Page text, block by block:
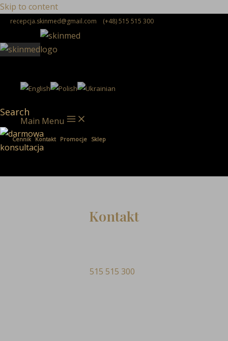
Skip to content
recepcja.skinmed@gmail.com (+48) 515 515 300
Search
Main Menu
Cennik Kontakt Promocje Sklep
Kontakt
515 515 300